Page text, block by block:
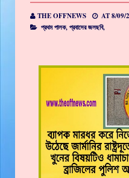
THE OFFNEWS AT8/09/
প্রথম পালক,প্রবাসের জলছবি,